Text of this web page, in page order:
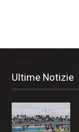
Ultime Notizie